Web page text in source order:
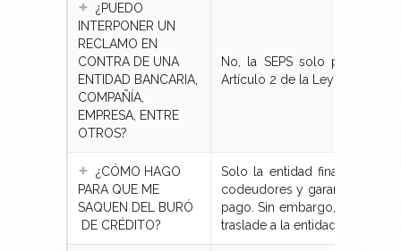
¿PUEDO
INTERPONER UN
RECLAMO EN
CONTRA DE UNA
ENTIDAD BANCARIA,
COMPAÑÍA,
EMPRESA, ENTRE
OTROS?
No, la SEPS solo puede
Artículo 2 de la Ley Orgánica
¿CÓMO HAGO
PARA QUE ME
SAQUEN DEL BURÓ
DE CRÉDITO?
Solo la entidad financiera
codeudores y garantes de
pago. Sin embargo, esta
traslade a la entidad.